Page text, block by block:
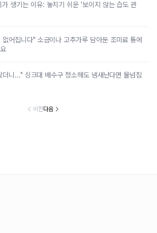
가 생기는 이유: 놓치기 쉬운 '보이지 않는 습도 관
어집니다" 소금이나 고추가루 담아둔 조미료 통에
니..." 싱크대 배수구 청소해도 냄새난다면 물넘침
이전다음